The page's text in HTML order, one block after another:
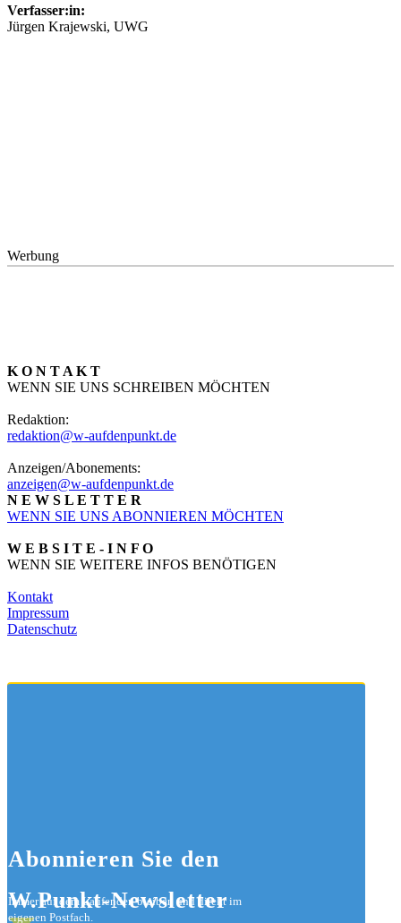
Verfasser:in:
Jürgen Krajewski, UWG
Werbung
K O N T A K T
WENN SIE UNS SCHREIBEN MÖCHTEN
Redaktion:
redaktion@w-aufdenpunkt.de
Anzeigen/Abonements:
anzeigen@w-aufdenpunkt.de
N E W S L E T T E R
WENN SIE UNS ABONNIEREN MÖCHTEN
W E B S I T E - I N F O
WENN SIE WEITERE INFOS BENÖTIGEN
Kontakt
Impressum
Datenschutz
Abonnieren Sie den
W.Punkt-Newsletter
Immer auf dem Laufenden bleiben und direkt im
eigenen Postfach.